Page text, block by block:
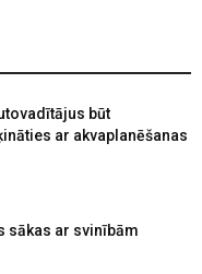
būt
ar akvaplanēšanas
sākas ar svinībām